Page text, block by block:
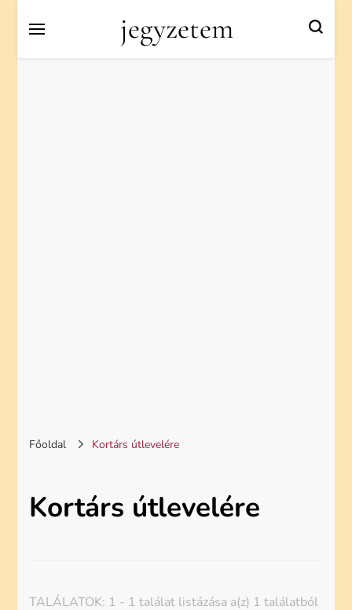
jegyzetem
Főoldal Kortárs útlevelére
Kortárs útlevelére
TALÁLATOK: 1 - 1 találat listázása a(z) 1 találatból